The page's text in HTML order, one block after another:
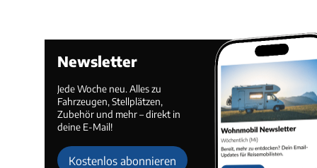
Newsletter
Jede Woche neu. Alles zu
Fahrzeugen, Stellplätzen,
Zubehör und mehr – direkt in
deine E-Mail!
Kostenlos abonnieren